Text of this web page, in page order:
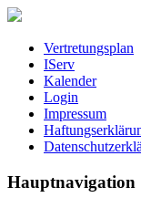
Vertretungsplan
IServ
Kalender
Login
Impressum
Hauptnavigation